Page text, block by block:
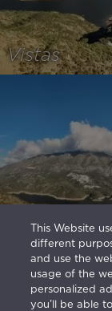
Vistas
Vistas
This Website
different
and use the
usage of the
personalized
you’ll be able